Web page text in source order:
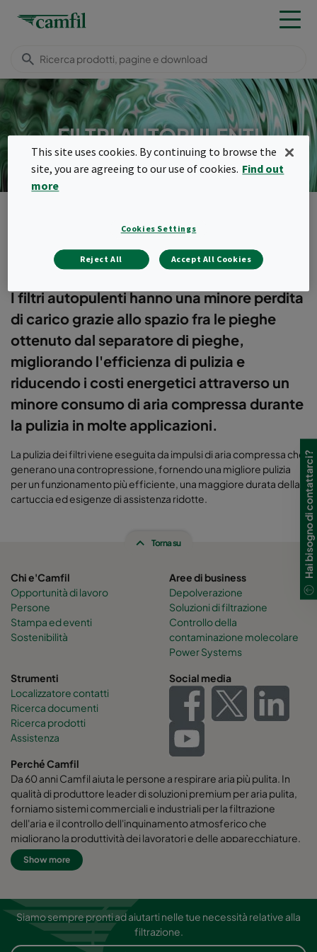
FILTRI AUTOPULENTI
Filtri autopulenti
I filtri autopulenti hanno una minore perdita
di carico grazie allo spazio fra le pieghe
ottenuto dal separatore di pieghe,
migliorando l'efficienza di pulizia e
riducendo i costi energetici attraverso un
minore consumo di aria compressa durante
la pulizia in molte applicazioni.
La pulizia dei filtri viene eseguita da impulsi di aria compressa che
generano una contropressione, fornendo una migliore pulizia
per un funzionamento più efficiente, una maggiore durata della
cartuccia ed esigenze di assistenza ridotte.
Torna su
Chi e'Camfil
Opportunità di lavoro
Persone
Stampa ed eventi
Sostenibilità
Aree di business
Depolverazione
Soluzioni di filtrazione
Controllo della
contaminazione molecolare
Power Systems
Strumenti
Localizzatore contatti
Ricerca documenti
Ricerca prodotti
Assistenza
Social media
Perché Camfil
Da 60 anni Camfil aiuta le persone a respirare aria più pulita. In
qualità di produttore leader di soluzioni premium per aria pulita,
forniamo sistemi commerciali e industriali per la filtrazione
dell'aria e il controllo dell'inquinamento atmosferico che
migliorano la produttività dei lavoratori e delle apparecchiature,
riducono al minimo l'uso di energia e favoriscono la salute umana
e l'ambiente. Crediamo fermamente che le migliori soluzioni per
pianeta. Ecco perché in ogni fase del processo, dalla
progettazione alla consegna e attraverso l'intero ciclo di vita del
prodotto, consideriamo l'impatto di ciò che facciamo sulle
persone e sul mondo che ci circonda. Attraverso un nuovo
Show more
Siamo sempre pronti ad aiutarti nelle tue necessità relative alla
filtrazione.
Hai bisogno di contattarci?
This site uses cookies. By continuing to browse the
site, you are agreeing to our use of cookies. Find out
more
Cookies Settings
Reject All Accept All Cookies